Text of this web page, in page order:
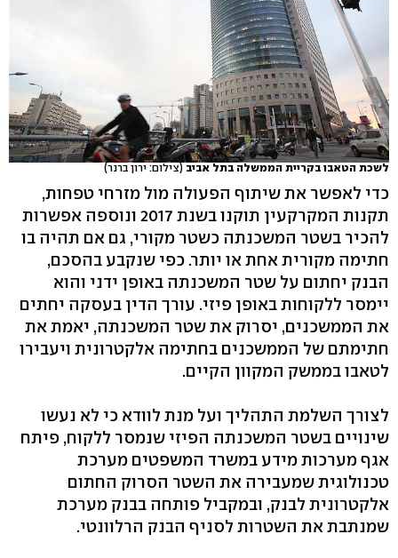
לשכת הטאבו בקריית הממשלה בתל אביב (צילום: ירון ברנר)
כדי לאפשר את שיתוף הפעולה מול מזרחי טפחות,
תקנות המקרקעין תוקנו בשנת 2017 ונוספה אפשרות
להכיר בשטר המשכנתה כשטר מקורי, גם אם תהיה בו
חתימה מקורית אחת או יותר. כפי שנקבע בהסכם,
הבנק יחתום על שטר המשכנתה באופן ידני והוא
יימסר ללקוחות באופן פיזי. עורך הדין בעסקה יחתים
את הממשכנים, יסרוק את שטר המשכנתה, יאמת את
חתימתם של הממשכנים בחתימה אלקטרונית ויעבירו
לטאבו בממשק המקוון הקיים.
לצורך השלמת התהליך ועל מנת לוודא כי לא נעשו
שינויים בשטר המשכנתה הפיזי שנמסר ללקוח, פיתח
אגף מערכות מידע במשרד המשפטים מערכת
טכנולוגית שמעבירה את השטר הסרוק החתום
אלקטרונית לבנק, ובמקביל פותחה בבנק מערכת
שמנתבת את השטרות לסניף הבנק הרלוונטי.